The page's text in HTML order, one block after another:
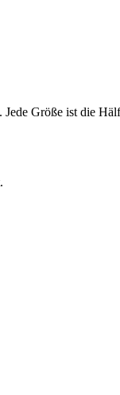
Größe ist die